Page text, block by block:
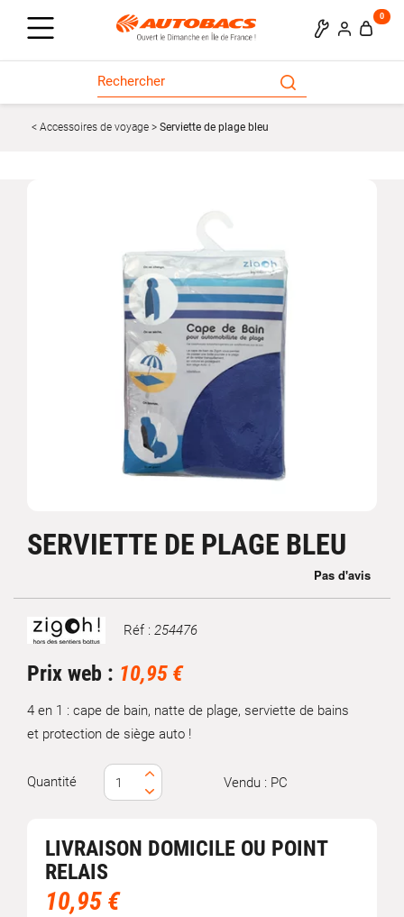
0
Accessoires de voyage Serviette de plage bleu
SERVIETTE DE PLAGE BLEU
Marque Réf : 254476
Prix web : 10,95 €
4 en 1 : cape de bain, natte de plage, serviette de bains
et protection de siège auto !
Quantité Vendu : PC
LIVRAISON DOMICILE OU POINT
RELAIS
10,95 €